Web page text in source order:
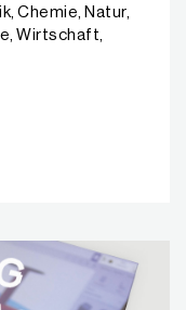
Chemie, Natur,
Wirtschaft,